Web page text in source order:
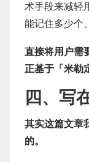
术手段来减轻
能记住多少个
直接将用户需
正基于「米勒
四、写
其实这篇文章
的。